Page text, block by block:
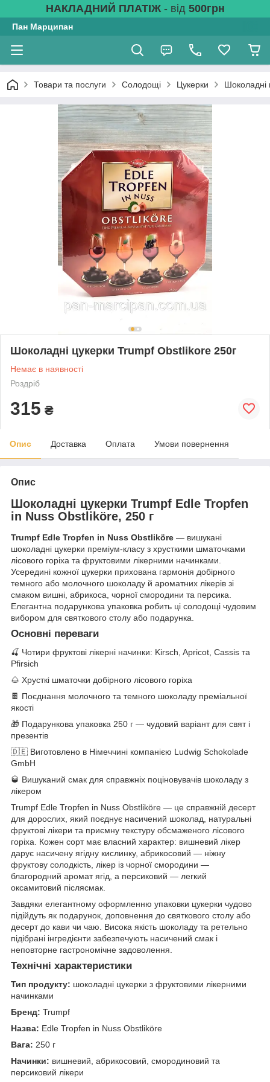
НАКЛАДНИЙ ПЛАТІЖ- від 500грн
Пан Марципан
Товари та послуги Солодощі Цукерки Шоколадні
Шоколадні цукерки Trumpf Obstlikore 250г
Немає в наявності
Роздріб
315 ₴
Опис Доставка Оплата Умови повернення
Опис
Шоколадні цукерки Trumpf Edle Tropfen
in Nuss Obstliköre, 250 г
Trumpf Edle Tropfen in Nuss Obstliköre — вишукані
шоколадні цукерки преміум-класу з хрусткими шматочками
лісового горіха та фруктовими лікерними начинками.
Усередині кожної цукерки прихована гармонія добірного
темного або молочного шоколаду й ароматних лікерів зі
смаком вишні, абрикоса, чорної смородини та персика.
Елегантна подарункова упаковка робить ці солодощі чудовим
вибором для святкового столу або подарунка.
Основні переваги
🍒 Чотири фруктові лікерні начинки: Kirsch, Apricot, Cassis та
Pfirsich
🌰 Хрусткі шматочки добірного лісового горіха
🍫 Поєднання молочного та темного шоколаду преміальної
якості
🎁 Подарункова упаковка 250 г — чудовий варіант для свят і
презентів
🇩🇪 Виготовлено в Німеччині компанією Ludwig Schokolade
GmbH
🥃 Вишуканий смак для справжніх поціновувачів шоколаду з
лікером
Trumpf Edle Tropfen in Nuss Obstliköre — це справжній десерт
для дорослих, який поєднує насичений шоколад, натуральні
фруктові лікери та приємну текстуру обсмаженого лісового
горіха. Кожен сорт має власний характер: вишневий лікер
дарує насичену ягідну кислинку, абрикосовий — ніжну
фруктову солодкість, лікер із чорної смородини —
благородний аромат ягід, а персиковий — легкий
оксамитовий післясмак.
Завдяки елегантному оформленню упаковки цукерки чудово
підійдуть як подарунок, доповнення до святкового столу або
десерт до кави чи чаю. Висока якість шоколаду та ретельно
підібрані інгредієнти забезпечують насичений смак і
неповторне гастрономічне задоволення.
Технічні характеристики
Тип продукту: шоколадні цукерки з фруктовими лікерними
начинками
Бренд: Trumpf
Назва: Edle Tropfen in Nuss Obstliköre
Вага: 250 г
Начинки: вишневий, абрикосовий, смородиновий та
персиковий лікери